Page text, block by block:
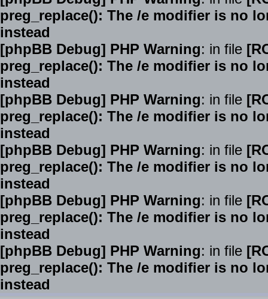
preg_replace(): The /e modifier is no
instead
[phpBB Debug] PHP Warning: in file
preg_replace(): The /e modifier is no
instead
[phpBB Debug] PHP Warning: in file
preg_replace(): The /e modifier is no
instead
[phpBB Debug] PHP Warning: in file
preg_replace(): The /e modifier is no
instead
[phpBB Debug] PHP Warning: in file
preg_replace(): The /e modifier is no
instead
[phpBB Debug] PHP Warning: in file
preg_replace(): The /e modifier is no
instead